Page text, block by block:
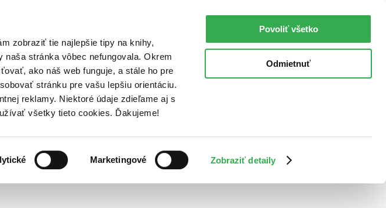
zobraziť tie najlepšie tipy na knihy,
stránka vôbec nefungovala. Okrem
ako náš web funguje, a stále ho pre
stránku pre vašu lepšiu orientáciu.
reklamy. Niektoré údaje zdieľame aj s
všetky tieto cookies. Ďakujeme!
Marketingové Zobraziť detaily
Povoliť všetko
Odmietnuť